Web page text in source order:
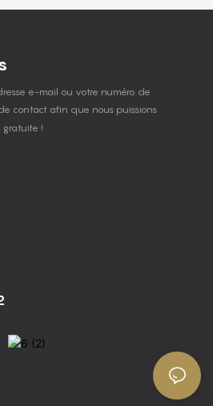
e-mail ou votre numéro de
contact afin que nous puissions
gratuite !